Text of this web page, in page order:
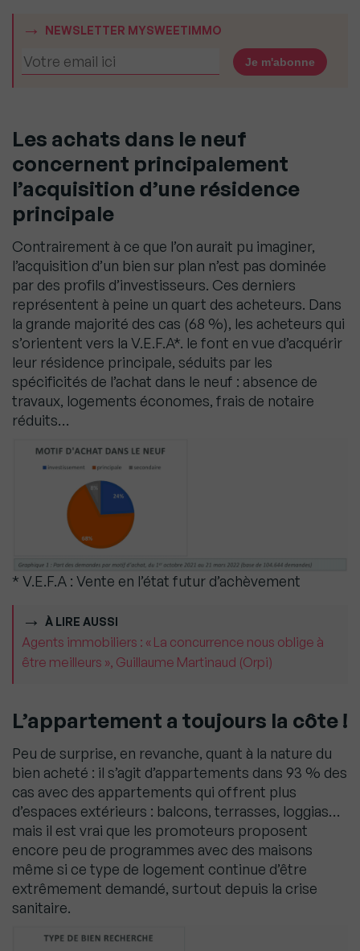
NEWSLETTER MYSWEETIMMO
Les achats dans le neuf
concernent principalement
l’acquisition d’une résidence
principale
Contrairement à ce que l’on aurait pu imaginer,
l’acquisition d’un bien sur plan n’est pas dominée
par des profils d’investisseurs. Ces derniers
représentent à peine un quart des acheteurs. Dans
la grande majorité des cas (68 %), les acheteurs qui
s’orientent vers la V.E.F.A*. le font en vue d’acquérir
leur résidence principale, séduits par les
spécificités de l’achat dans le neuf : absence de
travaux, logements économes, frais de notaire
réduits…
* V.E.F.A : Vente en l’état futur d’achèvement
À LIRE AUSSI
Agents immobiliers : « La concurrence nous oblige à
être meilleurs », Guillaume Martinaud (Orpi)
L’appartement a toujours la côte!
Peu de surprise, en revanche, quant à la nature du
bien acheté : il s’agit d’appartements dans 93 % des
cas avec des appartements qui offrent plus
d’espaces extérieurs : balcons, terrasses, loggias…
mais il est vrai que les promoteurs proposent
encore peu de programmes avec des maisons
même si ce type de logement continue d’être
extrêmement demandé, surtout depuis la crise
sanitaire.